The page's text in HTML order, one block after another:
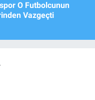
O Futbolcunun
Vazgeçti